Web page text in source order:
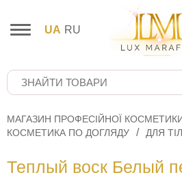
UA RU
МАГАЗИН ПРОФЕСІЙНОЇ КОСМЕТИКИ
КОСМЕТИКА ПО ДОГЛЯДУ
ДЛЯ
Теплый воск Белый